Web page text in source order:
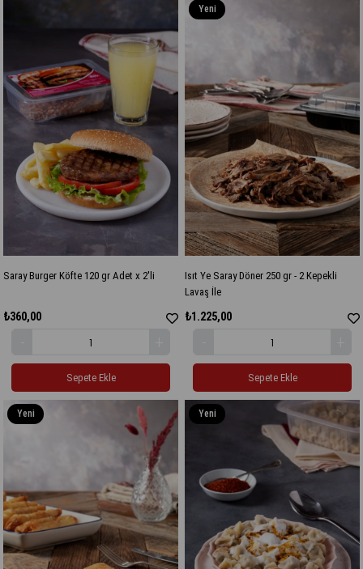
Saray Burger Köfte 120 gr Adet x 2'li
₺360,00
Sepete Ekle
Isıt Ye Saray Döner 250 gr - 2 Kepekli
Lavaş İle
₺1.225,00
Yeni
Sepete Ekle
Yeni
Yeni